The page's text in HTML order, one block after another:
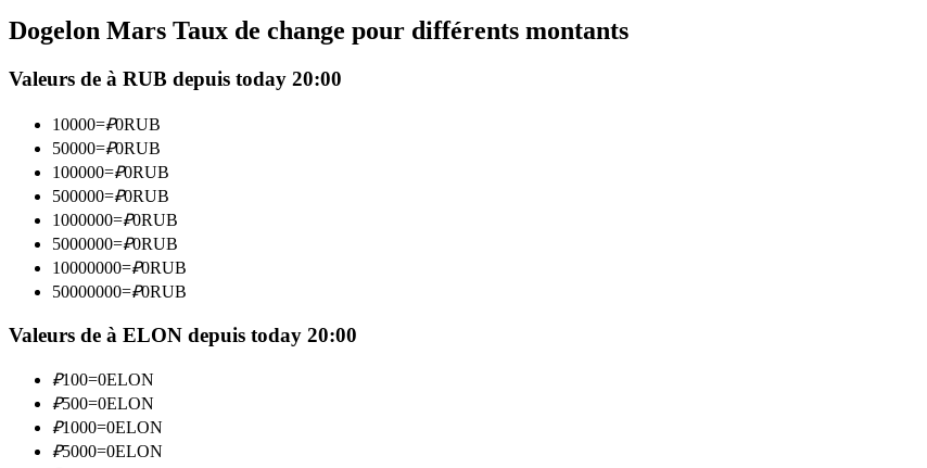
Copie de Trading
Rejoignez les meilleurs traders
Devenez un trader de copie
Dogelon Mars Taux de change pour différents montants
Valeurs de à RUB depuis today 20:00
10000=₽0RUB
50000=₽0RUB
100000=₽0RUB
500000=₽0RUB
1000000=₽0RUB
5000000=₽0RUB
10000000=₽0RUB
50000000=₽0RUB
Valeurs de à ELON depuis today 20:00
₽100=0ELON
₽500=0ELON
₽1000=0ELON
₽5000=0ELON